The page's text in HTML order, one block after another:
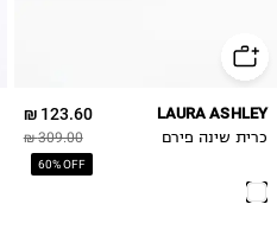
123.60 ₪
309.00 ₪
60% OFF
LAURA ASHLEY
כרית שינה פירם